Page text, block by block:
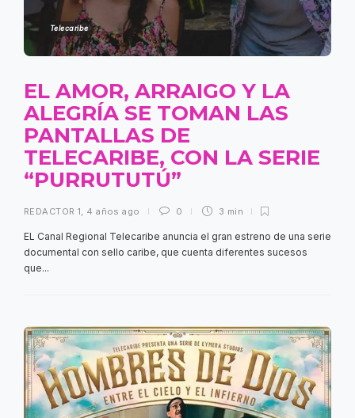
Telecaribe
EL AMOR, ARRAIGO Y LA
ALEGRÍA SE TOMAN LAS
PANTALLAS DE
TELECARIBE, CON LA SERIE
“PURRUTUTÚ”
REDACTOR 1 4 años ago 0 3 min
EL Canal Regional Telecaribe anuncia el gran estreno de una serie
documental con sello caribe, que cuenta diferentes sucesos
que...